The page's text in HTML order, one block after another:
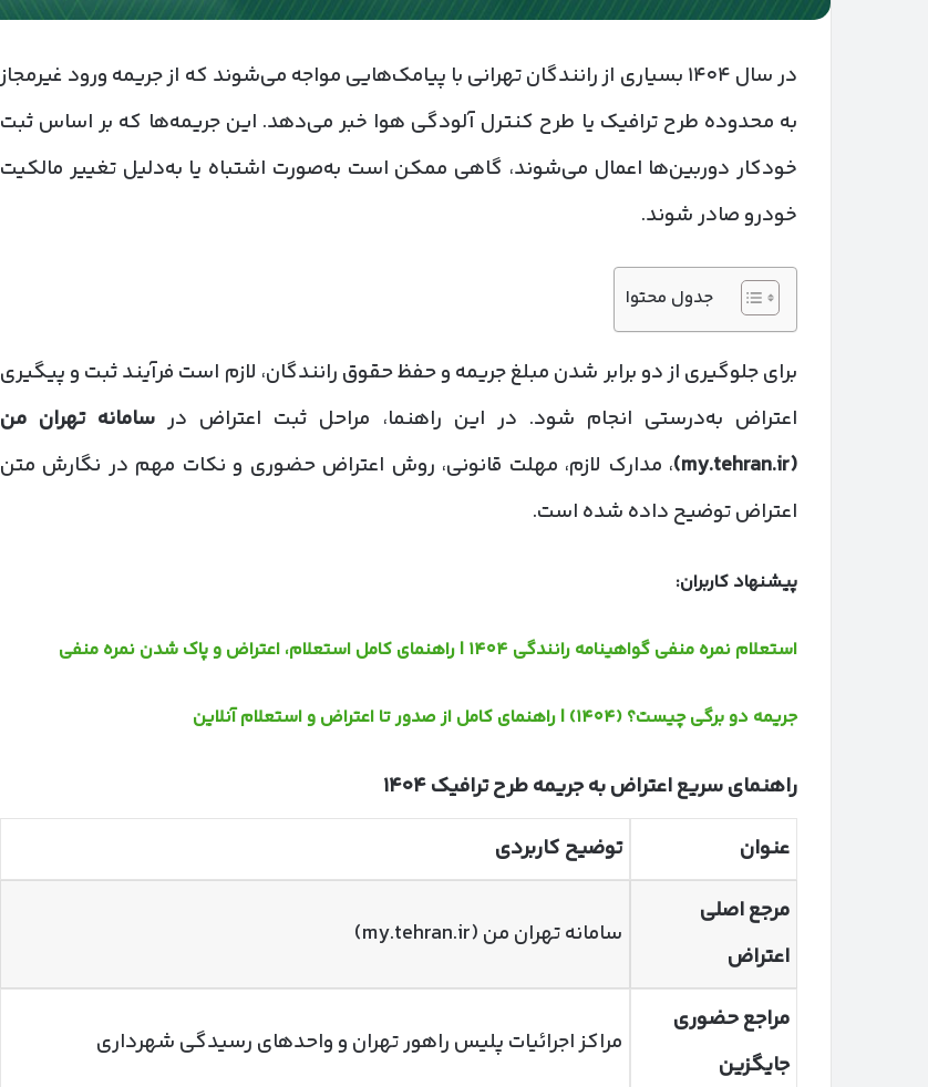
در سال ۱۴۰۴ بسیاری از رانندگان تهرانی با پیامک‌هایی مواجه می‌شوند که از جریمه ورود غیرمجاز
به محدوده طرح ترافیک یا طرح کنترل آلودگی هوا خبر می‌دهد. این جریمه‌ها که بر اساس ثبت
خودکار دوربین‌ها اعمال می‌شوند، گاهی ممکن است به‌صورت اشتباه یا به‌دلیل تغییر مالکیت
خودرو صادر شوند.
جدول محتوا
برای جلوگیری از دو برابر شدن مبلغ جریمه و حفظ حقوق رانندگان، لازم است فرآیند ثبت و پیگیری
اعتراض به‌درستی انجام شود. در این راهنما، مراحل ثبت اعتراض در سامانه تهران من
(my.tehran.ir)
، مدارک لازم، مهلت قانونی، روش اعتراض حضوری و نکات مهم در نگارش متن
اعتراض توضیح داده شده است.
پیشنهاد کاربران:
استعلام نمره منفی گواهینامه رانندگی ۱۴۰۴ | راهنمای کامل استعلام، اعتراض و پاک شدن نمره منفی
جریمه دو برگی چیست؟ (۱۴۰۴) | راهنمای کامل از صدور تا اعتراض و استعلام آنلاین
راهنمای سریع اعتراض به جریمه طرح ترافیک۱۴۰۴
عنوان
توضیح کاربردی
مرجع اصلی
اعتراض
سامانه تهران من (my.tehran.ir)
مراجع حضوری
جایگزین
مراکز اجرائیات پلیس راهور تهران و واحدهای رسیدگی شهرداری